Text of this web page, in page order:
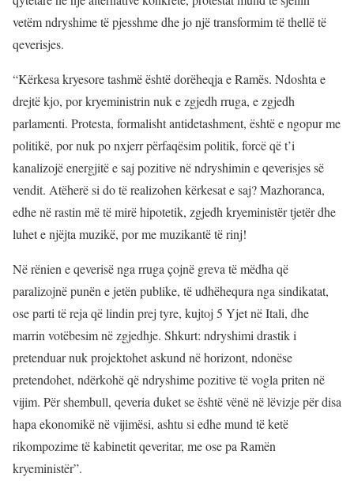
vetëm ndryshime të pjesshme dhe jo një transformim të thellë të
qeverisjes.
“Kërkesa kryesore tashmë është dorëheqja e Ramës. Ndoshta e
drejtë kjo, por kryeministrin nuk e zgjedh rruga, e zgjedh
parlamenti. Protesta, formalisht antidetashment, është e ngopur me
politikë, por nuk po nxjerr përfaqësim politik, forcë që t’i
kanalizojë energjitë e saj pozitive në ndryshimin e qeverisjes së
vendit. Atëherë si do të realizohen kërkesat e saj? Mazhoranca,
edhe në rastin më të mirë hipotetik, zgjedh kryeministër tjetër dhe
luhet e njëjta muzikë, por me muzikantë të rinj!
Në rënien e qeverisë nga rruga çojnë greva të mëdha që
paralizojnë punën e jetën publike, të udhëhequra nga sindikatat,
ose parti të reja që lindin prej tyre, kujtoj 5 Yjet në Itali, dhe
marrin votëbesim në zgjedhje. Shkurt: ndryshimi drastik i
pretenduar nuk projektohet askund në horizont, ndonëse
pretendohet, ndërkohë që ndryshime pozitive të vogla priten në
vijim. Për shembull, qeveria duket se është vënë në lëvizje për disa
hapa ekonomikë në vijimësi, ashtu si edhe mund të ketë
rikompozime të kabinetit qeveritar, me ose pa Ramën
kryeministër”.